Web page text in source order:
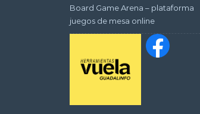
Board Game Arena – plataforma
juegos de mesa online